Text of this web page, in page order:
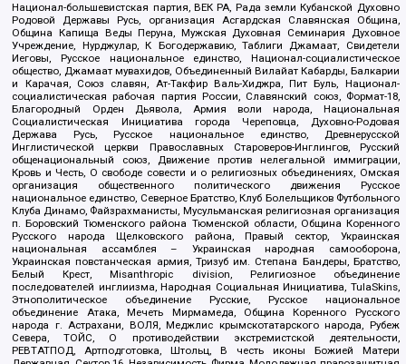
Национал-большевистская партия, ВЕК РА, Рада земли Кубанской Духовно
Родовой Державы Русь, организация Асгардская Славянская Община,
Община Капища Веды Перуна, Мужская Духовная Семинария Духовное
Учреждение, Нурджулар, К Богодержавию, Таблиги Джамаат, Свидетели
Иеговы, Русское национальное единство, Национал-социалистическое
общество, Джамаат мувахидов, Объединенный Вилайат Кабарды, Балкарии
и Карачая, Союз славян, Ат-Такфир Валь-Хиджра, Пит Буль, Национал-
социалистическая рабочая партия России, Славянский союз, Формат-18,
Благородный Орден Дьявола, Армия воли народа, Национальная
Социалистическая Инициатива города Череповца, Духовно-Родовая
Держава Русь, Русское национальное единство, Древнерусской
Инглистической церкви Православных Староверов-Инглингов, Русский
общенациональный союз, Движение против нелегальной иммиграции,
Кровь и Честь, О свободе совести и о религиозных объединениях, Омская
организация общественного политического движения Русское
национальное единство, Северное Братство, Клуб Болельщиков Футбольного
Клуба Динамо, Файзрахманисты, Мусульманская религиозная организация
п. Боровский Тюменского района Тюменской области, Община Коренного
Русского народа Щелковского района, Правый сектор, Украинская
национальная ассамблея – Украинская народная самооборона,
Украинская повстанческая армия, Тризуб им. Степана Бандеры, Братство,
Белый Крест, Misanthropic division, Религиозное объединение
последователей инглиизма, Народная Социальная Инициатива, TulaSkins,
Этнополитическое объединение Русские, Русское национальное
объединение Атака, Мечеть Мирмамеда, Община Коренного Русского
народа г. Астрахани, ВОЛЯ, Меджлис крымскотатарского народа, Рубеж
Севера, ТОЙС, О противодействии экстремистской деятельности,
РЕВТАТПОД, Артподготовка, Штольц, В честь иконы Божией Матери